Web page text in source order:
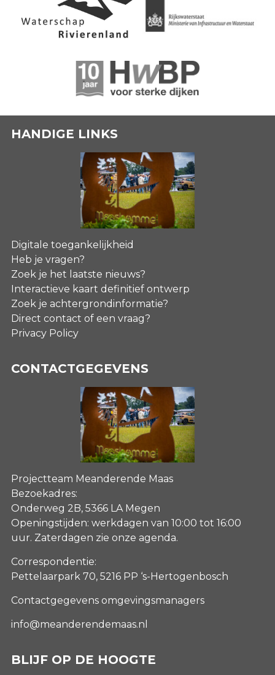
HANDIGE LINKS
Digitale toegankelijkheid
Heb je vragen?
Zoek je het laatste nieuws?
Interactieve kaart definitief ontwerp
Zoek je achtergrondinformatie?
Direct contact of een vraag?
Privacy Policy
CONTACTGEGEVENS
Projectteam Meanderende Maas
Bezoekadres:
Onderweg 2B, 5366 LA Megen
Openingstijden: werkdagen van 10:00 tot 16:00
uur. Zaterdagen zie onze agenda.
Correspondentie:
Pettelaarpark 70, 5216 PP ‘s-Hertogenbosch
Contactgegevens omgevingsmanagers
info@meanderendemaas.nl
BLIJF OP DE HOOGTE